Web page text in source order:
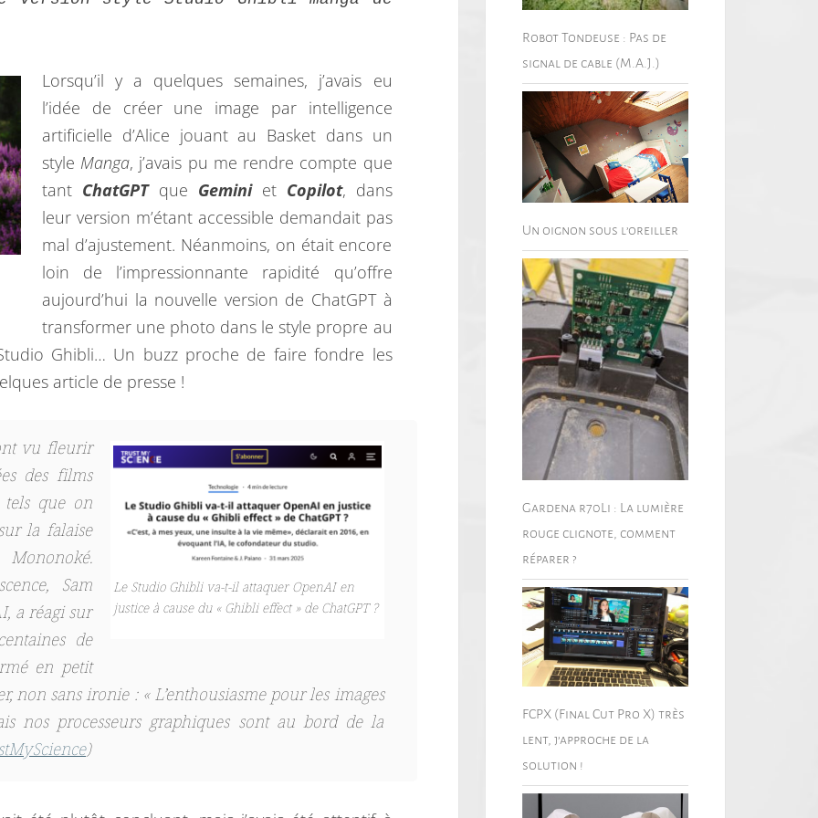
C
N
E
Lorsqu’il y a quelques semaines, j’avais eu
l’idée de créer une image par intelligence
artificielle d’Alice jouant au Basket dans un
style Manga, j’avais pu me rendre compte que
tant ChatGPTque Geminiet Copilot, dans
leur version m’étant accessible demandait pas
mal d’ajustement. Néanmoins, on était encore
loin de l’impressionnante rapidité qu’offre
aujourd’hui la nouvelle version de ChatGPT à
transformer une photo dans le style propre au
Ghibli… Un buzz proche de faire fondre les
article de presse !
Le Studio Ghibli va-t-il attaquer OpenAI en
justice à cause du « Ghibli effect » de ChatGPT ?
vu fleurir
des films
que on
la falaise
Mononoké.
Sam
a réagi sur
de
en petit
non sans ironie : «L’enthousiasme pour les images
nos processeurs graphiques sont au bord de la
)
Robot Tondeuse : Pas de
signal de cable (M.A.J.)
Un oignon sous l’oreiller
Gardena r70Li : La lumière
rouge clignote, comment
réparer ?
FCPX (Final Cut Pro X) très
lent, j’approche de la
solution !